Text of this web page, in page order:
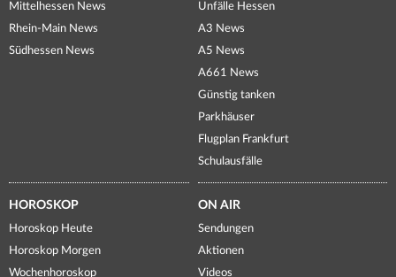
Mittelhessen News
Rhein-Main News
Südhessen News
Unfälle Hessen
A3 News
A5 News
A661 News
Günstig tanken
Parkhäuser
Flugplan Frankfurt
Schulausfälle
HOROSKOP
Horoskop Heute
Horoskop Morgen
Wochenhoroskop
ON AIR
Sendungen
Aktionen
Videos